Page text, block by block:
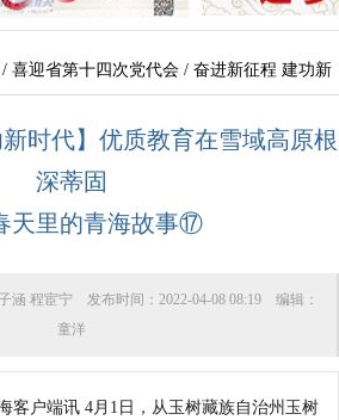
/ 喜迎省第十四次党代会 / 奋进新征程 建功新
新时代】优质教育在雪域高原根
深蒂固
里的青海故事⑰
涵 程宦宁 发布时间： 2022-04-08 08:19编辑：
童洋
户端讯 4月1日，从玉树藏族自治州玉树